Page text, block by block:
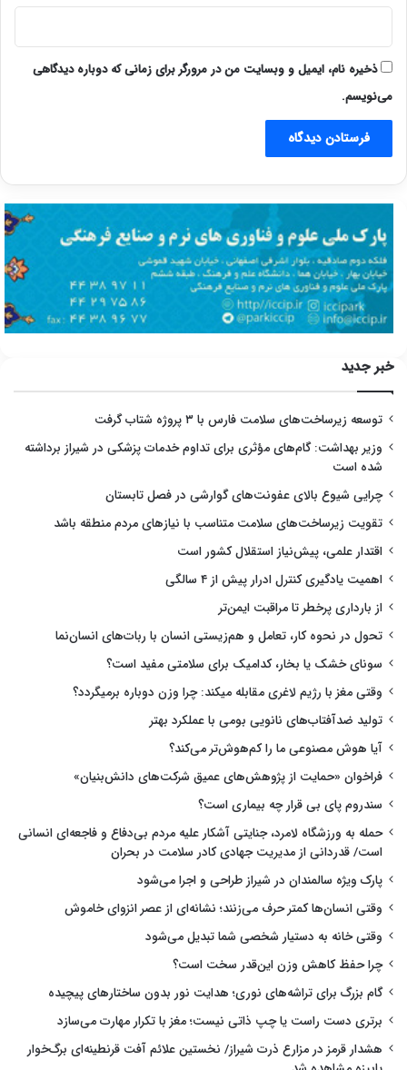
ذخیره نام، ایمیل و وبسایت من در مرورگر برای زمانی که دوباره دیدگاهی
می‌نویسم.
خبر جدید
توسعه زیرساخت‌های سلامت فارس با ۳ پروژه شتاب گرفت
وزیر بهداشت: گام‌های مؤثری برای تداوم خدمات پزشکی در شیراز برداشته
شده است
چرایی شیوع بالای عفونت‌های گوارشی در فصل تابستان
تقویت زیرساخت‌های سلامت متناسب با نیازهای مردم منطقه باشد
اقتدار علمی، پیش‌نیاز استقلال کشور است
اهمیت یادگیری کنترل ادرار پیش از ۴ سالگی
از بارداری پرخطر تا مراقبت ایمن‌تر
تحول در نحوه کار، تعامل و هم‌زیستی انسان با ربات‌های انسان‌نما
سونای خشک یا بخار، کدامیک برای سلامتی مفید است؟
وقتی مغز با رژیم لاغری مقابله میکند: چرا وزن دوباره برمیگردد؟
تولید ضدآفتاب‌های نانویی بومی با عملکرد بهتر
آیا هوش مصنوعی ما را کم‌هوش‌تر می‌کند؟
فراخوان «حمایت از پژوهش‌های عمیق شرکت‌های دانش‌بنیان»
سندروم پای بی قرار چه بیماری است؟
حمله به ورزشگاه لامرد، جنایتی آشکار علیه مردم بی‌دفاع و فاجعه‌ای انسانی
است/ قدردانی از مدیریت جهادی کادر سلامت در بحران
پارک ویژه سالمندان در شیراز طراحی و اجرا می‌شود
وقتی انسان‌ها کمتر حرف می‌زنند؛ نشانه‌ای از عصر انزوای خاموش
وقتی خانه به دستیار شخصی شما تبدیل می‌شود
چرا حفظ کاهش وزن این‌قدر سخت است؟
گام بزرگ برای تراشه‌های نوری؛ هدایت نور بدون ساختارهای پیچیده
برتری دست راست یا چپ ذاتی نیست؛ مغز با تکرار مهارت می‌سازد
هشدار قرمز در مزارع ذرت شیراز/ نخستین علائم آفت قرنطینه‌ای برگ‌خوار